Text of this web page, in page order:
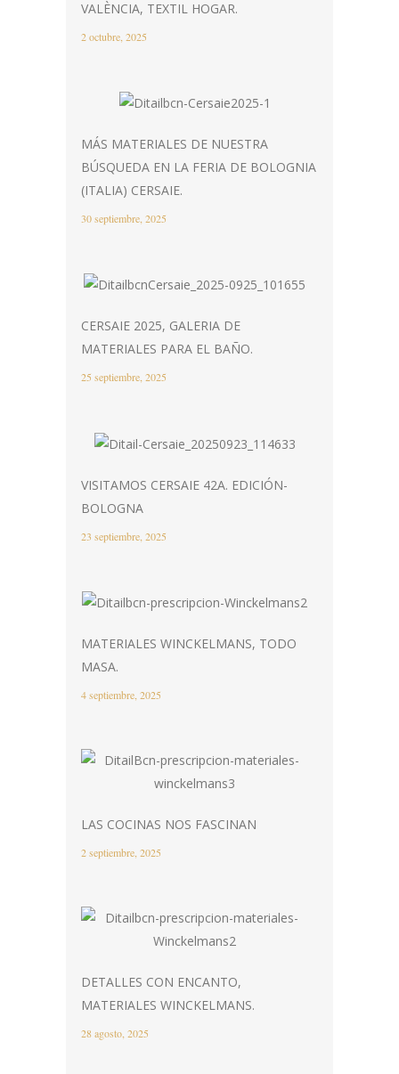
VALÈNCIA, TEXTIL HOGAR.
2 octubre, 2025
MÁS MATERIALES DE NUESTRA
BÚSQUEDA EN LA FERIA DE BOLOGNIA
(ITALIA) CERSAIE.
30 septiembre, 2025
CERSAIE 2025, GALERIA DE
MATERIALES PARA EL BAÑO.
25 septiembre, 2025
VISITAMOS CERSAIE 42A. EDICIÓN-
BOLOGNA
23 septiembre, 2025
MATERIALES WINCKELMANS, TODO
MASA.
4 septiembre, 2025
LAS COCINAS NOS FASCINAN
2 septiembre, 2025
DETALLES CON ENCANTO,
MATERIALES WINCKELMANS.
28 agosto, 2025